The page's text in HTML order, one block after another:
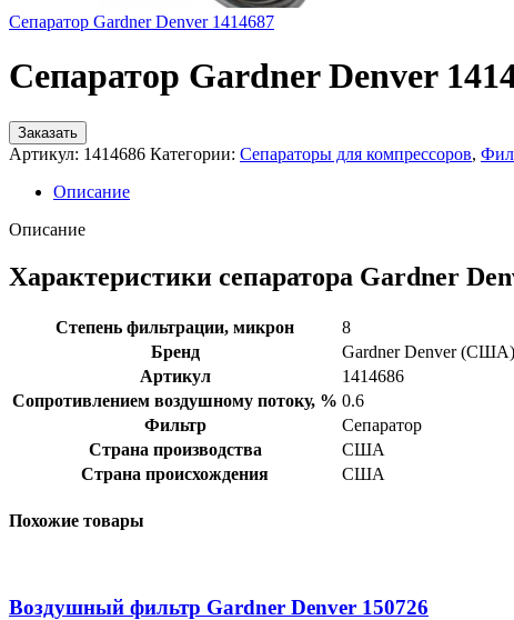
Сепаратор Gardner Denver 1414687
Сепаратор Gardner Denver
Заказать
Артикул: 1414686 Категории: Сепараторы для компрессоров,
Описание
Описание
Характеристики сепаратора Gardner
Степень фильтрации, микрон
8
Бренд
Gardner Denver (США)
Артикул
1414686
Сопротивлением воздушному потоку, % 0.6
Фильтр
Сепаратор
Страна производства
США
Страна происхождения
США
Похожие товары
Воздушный фильтр Gardner Denver 150726